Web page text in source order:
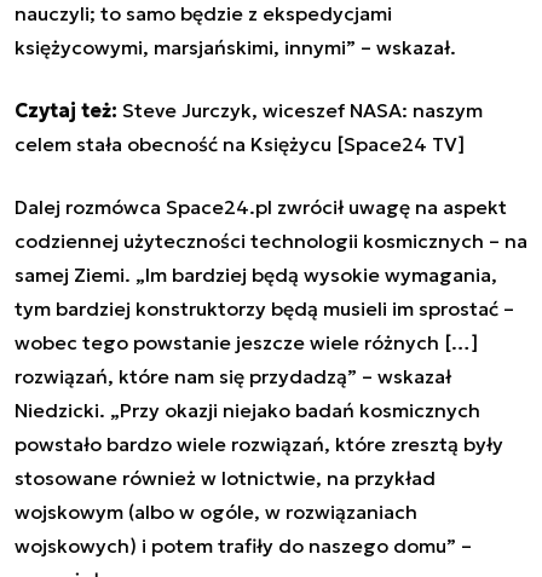
nauczyli; to samo będzie z ekspedycjami
księżycowymi, marsjańskimi, innymi” – wskazał.
Czytaj też: Steve Jurczyk, wiceszef NASA: naszym
celem stała obecność na Księżycu [Space24 TV]
Dalej rozmówca Space24.pl zwrócił uwagę na aspekt
codziennej użyteczności technologii kosmicznych – na
samej Ziemi. „Im bardziej będą wysokie wymagania,
tym bardziej konstruktorzy będą musieli im sprostać –
wobec tego powstanie jeszcze wiele różnych […]
rozwiązań, które nam się przydadzą” – wskazał
Niedzicki. „Przy okazji niejako badań kosmicznych
powstało bardzo wiele rozwiązań, które zresztą były
stosowane również w lotnictwie, na przykład
wojskowym (albo w ogóle, w rozwiązaniach
wojskowych) i potem trafiły do naszego domu” –